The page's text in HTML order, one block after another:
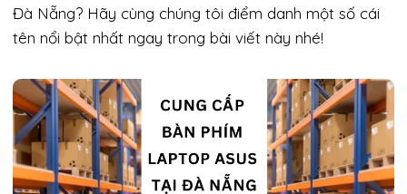
Đà Nẵng? Hãy cùng chúng tôi điểm danh một số cái
tên nổi bật nhất ngay trong bài viết này nhé!